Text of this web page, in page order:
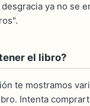
ya no se
el libro?
te mostramos
Intenta